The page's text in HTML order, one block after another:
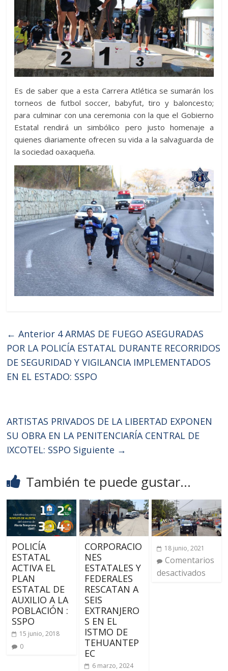
Es de saber que a esta Carrera Atlética se sumarán los
torneos de futbol soccer, babyfut, tiro y baloncesto;
para culminar con una ceremonia con la que el Gobierno
Estatal rendirá un simbólico pero justo homenaje a
quienes diariamente ofrecen su vida a la salvaguarda de
la sociedad oaxaqueña.
← Anterior 4 ARMAS DE FUEGO ASEGURADAS
POR LA POLICÍA ESTATAL DURANTE RECORRIDOS
DE SEGURIDAD Y VIGILANCIA IMPLEMENTADOS
EN EL ESTADO: SSPO
ARTISTAS PRIVADOS DE LA LIBERTAD EXPONEN
SU OBRA EN LA PENITENCIARÍA CENTRAL DE
IXCOTEL: SSPO Siguiente →
También te puede gustar...
POLICÍA
ESTATAL
ACTIVA EL
PLAN
ESTATAL DE
AUXILIO A LA
POBLACIÓN :
SSPO
15 junio, 2018
0
CORPORACIO
NES
ESTATALES Y
FEDERALES
RESCATAN A
SEIS
EXTRANJERO
S EN EL
ISTMO DE
TEHUANTEP
EC
6 marzo, 2024
18 junio, 2021
Comentarios
desactivados